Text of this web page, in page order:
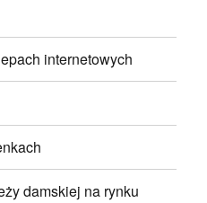
internetowych
damskiej na rynku